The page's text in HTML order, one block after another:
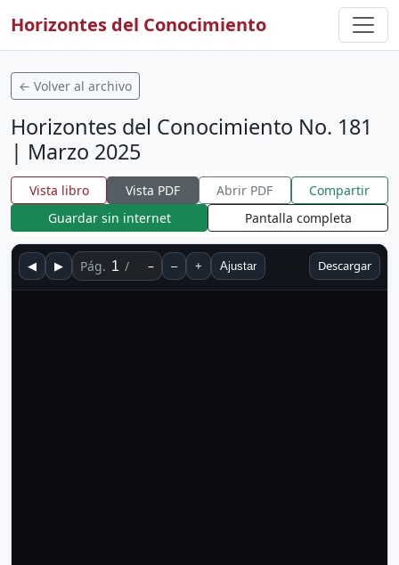
Horizontes del Conocimiento
← Volver al archivo
Horizontes del Conocimiento No. 181
| Marzo 2025
Vista libro Vista PDF Abrir PDF
Compartir
Guardar sin internet
Pantalla completa